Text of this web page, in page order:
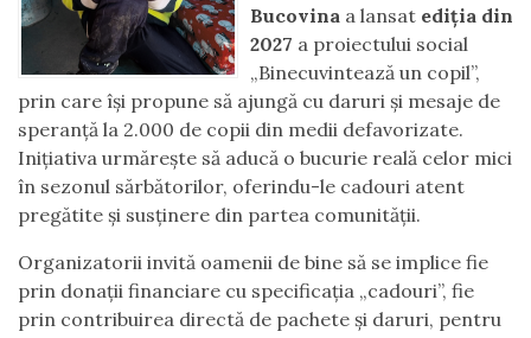
Bucovina a lansat ediția din
2027 a proiectului social
„Binecuvintează un copil”,
prin care își propune să ajungă cu daruri și mesaje de
speranță la 2.000 de copii din medii defavorizate.
Inițiativa urmărește să aducă o bucurie reală celor mici
în sezonul sărbătorilor, oferindu-le cadouri atent
pregătite și susținere din partea comunității.
Organizatorii invită oamenii de bine să se implice fie
prin donații financiare cu specificația „cadouri”, fie
prin contribuirea directă de pachete și daruri, pentru